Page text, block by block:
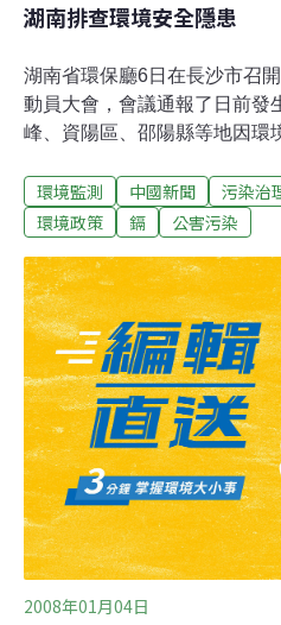
湖南排查環境安全隱患
湖南省環保廳6日在長沙市召
動員大會，會議通報了日前發
峰、資陽區、邵陽縣等地因環
大排查。湖南省環保廳廳長蔣
充分認識在全省開展環境安全
省各市州和各縣(市、區)環保
議。 今年以來，湖南省環境污染事故呈高發態勢，相繼發
生瀏陽市湘和化工廠鎘污染事
移鉻渣引發的環境污染事件，
害，湖南省環境形勢嚴峻，環
會穩定的嚴重問題。 這一現狀引起湖南省省委、省政府高
度重視，專門作出了批示。為
頭，保障人民群眾身體健康，
維護湖南省社會穩定，湖
環境監測 中國新聞 污染治
環境政策
鎘 公害污染
2008年01月04日